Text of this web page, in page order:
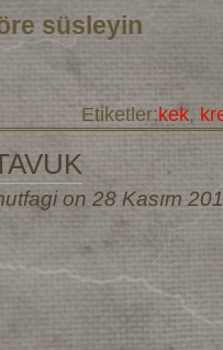
süsleyin
Etiketler:kek,
on 28 Kasım